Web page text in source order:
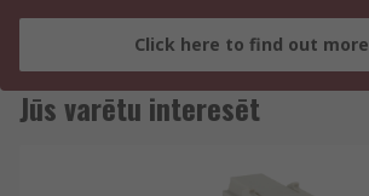
Click here to find out more
Jūs varētu interesēt